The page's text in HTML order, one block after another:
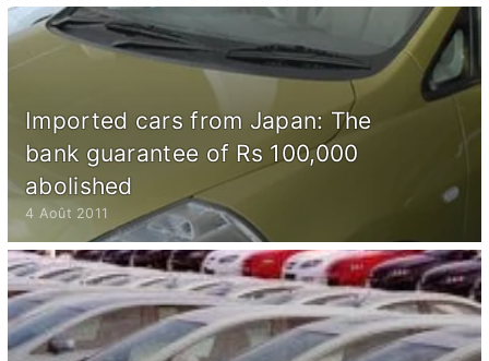
Imported cars from Japan: The
bank guarantee of Rs 100,000
abolished
4 Août 2011